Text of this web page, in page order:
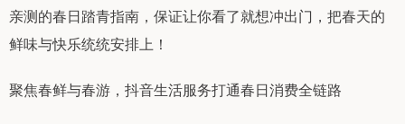
亲测的春日踏青指南，保证让你看了就想冲出门，把春天的
鲜味与快乐统统安排上！
聚焦春鲜与春游，抖音生活服务打通春日消费全链路